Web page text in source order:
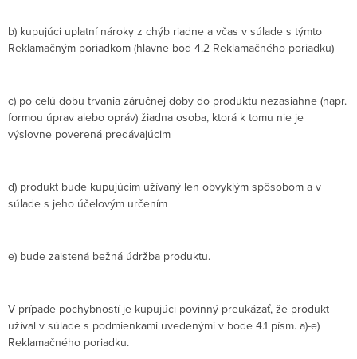
b) kupujúci uplatní nároky z chýb riadne a včas v súlade s týmto
Reklamačným poriadkom (hlavne bod 4.2 Reklamačného poriadku)
c) po celú dobu trvania záručnej doby do produktu nezasiahne (napr.
formou úprav alebo opráv) žiadna osoba, ktorá k tomu nie je
výslovne poverená predávajúcim
d) produkt bude kupujúcim užívaný len obvyklým spôsobom a v
súlade s jeho účelovým určením
e) bude zaistená bežná údržba produktu.
V prípade pochybností je kupujúci povinný preukázať, že produkt
užíval v súlade s podmienkami uvedenými v bode 4.1 písm. a)-e)
Reklamačného poriadku.